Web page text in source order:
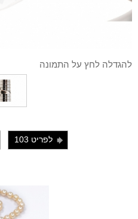
להגדלה לחץ על התמונה
j לפריט 103